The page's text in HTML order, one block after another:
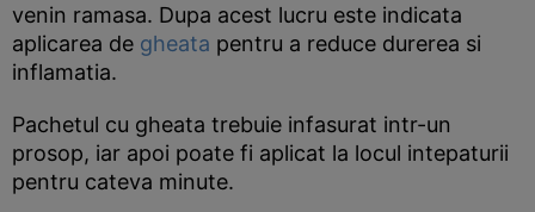
venin ramasa. Dupa acest lucru este indicata
aplicarea de gheata pentru a reduce durerea si
inflamatia.
Pachetul cu gheata trebuie infasurat intr-un
prosop, iar apoi poate fi aplicat la locul intepaturii
pentru cateva minute.